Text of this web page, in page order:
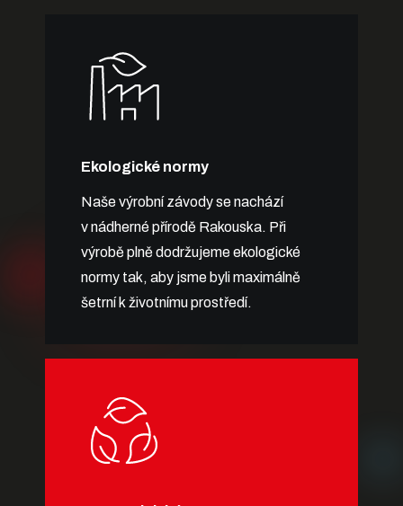
Ekologické normy
Naše výrobní závody se nachází
v nádherné přírodě Rakouska. Při
výrobě plně dodržujeme ekologické
normy tak, aby jsme byli maximálně
šetrní k životnímu prostředí.